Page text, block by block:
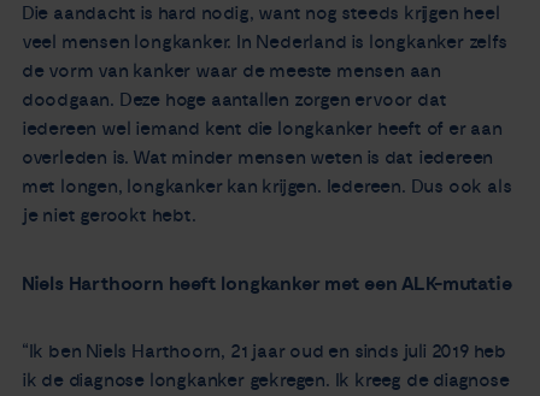
Die aandacht is hard nodig, want nog steeds krijgen heel
veel mensen longkanker. In Nederland is longkanker zelfs
de vorm van kanker waar de meeste mensen aan
doodgaan. Deze hoge aantallen zorgen ervoor dat
iedereen wel iemand kent die longkanker heeft of er aan
overleden is. Wat minder mensen weten is dat iedereen
met longen, longkanker kan krijgen. Iedereen. Dus ook als
je niet gerookt hebt.
Niels Harthoorn heeft longkanker met een ALK-mutatie
“Ik ben Niels Harthoorn, 21 jaar oud en sinds juli 2019 heb
ik de diagnose longkanker gekregen. Ik kreeg de diagnose